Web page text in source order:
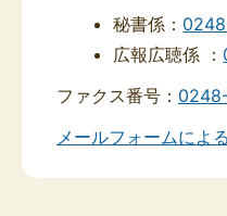
秘書係：
広報広聴係 ：
ファクス番号：
メールフォームによ